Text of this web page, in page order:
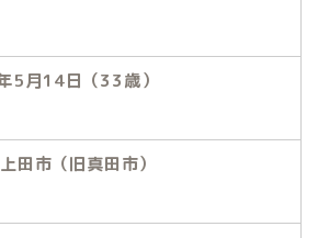
5月14日（33歳）
田市（旧真田市）